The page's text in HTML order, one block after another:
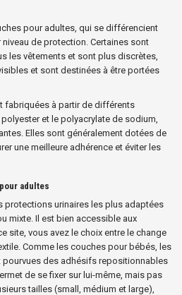
pour adultes, qui se différencient
de protection. Certaines sont
les vêtements et sont plus discrètes,
et sont destinées à être portées
fabriquées à partir de différents
et le polyacrylate de sodium,
Elles sont généralement dotées de
une meilleure adhérence et éviter les
adultes
protections urinaires les plus adaptées
mixte. Il est bien accessible aux
site, vous avez le choix entre le change
Comme les couches pour bébés, les
des adhésifs repositionnables
de se fixer sur lui-même, mais pas
tailles (small, médium et large),